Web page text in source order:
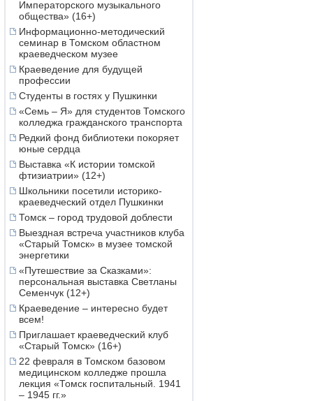
Императорского музыкального
общества» (16+)
Информационно-методический
семинар в Томском областном
краеведческом музее
Краеведение для будущей
профессии
Студенты в гостях у Пушкинки
«Семь – Я» для студентов Томского
колледжа гражданского транспорта
Редкий фонд библиотеки покоряет
юные сердца
Выставка «К истории томской
фтизиатрии» (12+)
Школьники посетили историко-
краеведческий отдел Пушкинки
Томск – город трудовой доблести
Выездная встреча участников клуба
«Старый Томск» в музее томской
энергетики
«Путешествие за Сказками»:
персональная выставка Светланы
Семенчук (12+)
Краеведение – интересно будет
всем!
Приглашает краеведческий клуб
«Старый Томск» (16+)
22 февраля в Томском базовом
медицинском колледже прошла
лекция «Томск госпитальный. 1941
– 1945 гг.»